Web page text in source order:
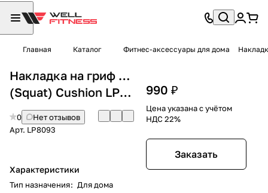
Главная Каталог Фитнес-аксессуары для дома
Накладка на гриф LivePro Присед
(Squat) Cushion LP8093
0
Нет отзывов
Арт. LP8093
Характеристики
Тип назначения: Для дома
990 ₽
Цена указана с учётом
НДС 22%
Заказать